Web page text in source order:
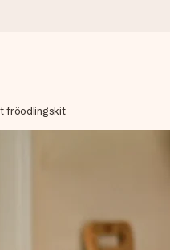
den blixtsnabbt – så att
fröodlingskit